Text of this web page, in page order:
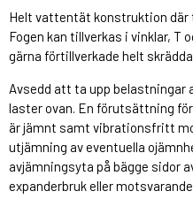
Helt vattentät konstruktion
Fogen kan tillverkas i vinklar, T
gärna förtillverkade helt
Avsedd att ta upp belastningar
laster ovan. En förutsättning
är jämnt samt vibrationsfritt
utjämning av eventuella
avjämningsyta på bägge sidor
expanderbruk eller